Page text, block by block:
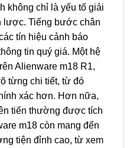
không chỉ là yếu tố giải
lược. Tiếng bước chân
tín hiệu cảnh báo
tin quý giá. Một hệ
Alienware m18 R1,
từng chi tiết, từ đó
xác hơn. Hơn nữa,
tiến thường được tích
m18 còn mang đến
tiện đỉnh cao, từ xem